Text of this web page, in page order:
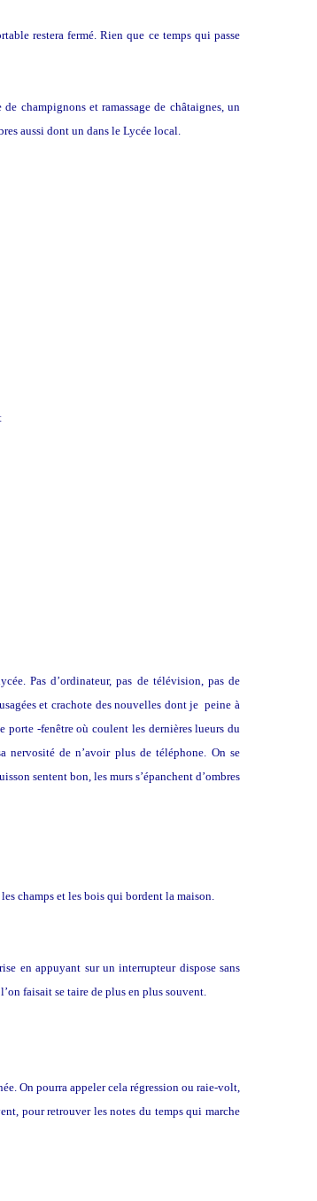
restera fermé. Rien que ce temps qui passe
champignons et ramassage de châtaignes, un
aussi dont un dans le Lycée local.
Pas d’ordinateur, pas de télévision, pas de
et crachote des nouvelles dont je peine à
-fenêtre où coulent les dernières lueurs du
de n’avoir plus de téléphone. On se
sentent bon, les murs s’épanchent d’ombres
champs et les bois qui bordent la maison.
en appuyant sur un interrupteur dispose sans
faisait se taire de plus en plus souvent.
On pourra appeler cela régression ou raie-volt,
pour retrouver les notes du temps qui marche